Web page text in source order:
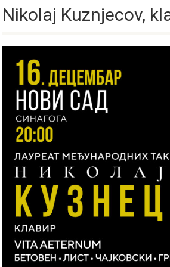
Nikolaj Kuznjecov,